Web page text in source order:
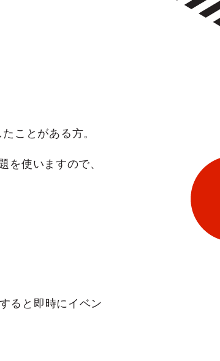
ことがある方。
を使いますので、
ると即時にイベン